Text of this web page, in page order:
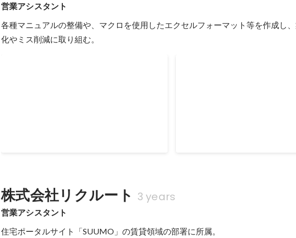
営業アシスタント
各種マニュアルの整備や、マクロを使用したエクセルフォーマット等を作成し
化やミス削減に取り組む。
株式会社リクルート 3 years
営業アシスタント
住宅ポータルサイト「SUUMO」の賃貸領域の部署に所属。